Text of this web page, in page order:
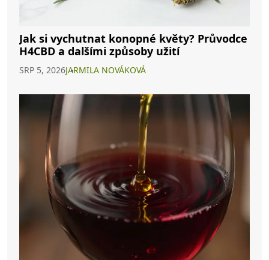
Jak si vychutnat konopné květy? Průvodce
H4CBD a dalšími způsoby užití
SRP 5, 2026JARMILA NOVÁKOVÁ